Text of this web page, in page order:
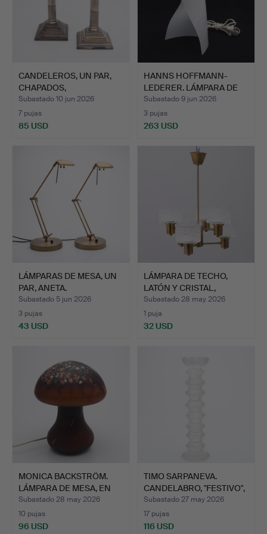
CANDELEROS, UN PAR,
CHAPADOS,
PROBABLEMENT…
Subastado 10 jun 2026
7 pujas
85 USD
HANNS HOFFMANN-
LEDERER. LÁMPARA DE
MESA, H…
Subastado 9 jun 2026
3 pujas
263 USD
LÁMPARAS DE MESA, UN
PAR, ANETA.
Subastado 5 jun 2026
3 pujas
43 USD
LÁMPARA DE TECHO,
LATÓN Y CRISTAL,
DÉCADA …
Subastado 28 may 2026
1 puja
32 USD
MONICA BACKSTRÖM.
LÁMPARA DE MESA, EN
FORM…
Subastado 28 may 2026
10 pujas
96 USD
TIMO SARPANEVA.
CANDELABRO, "FESTIVO",
VID…
Subastado 27 may 2026
17 pujas
116 USD